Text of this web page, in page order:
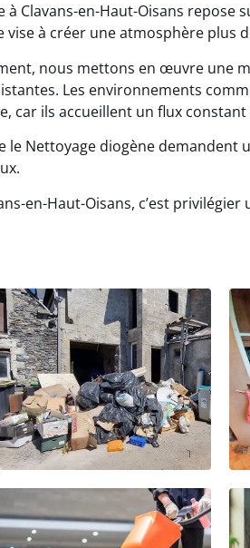
Clavans-en-Haut-Oisans repose
à créer une atmosphère plus
nous mettons en œuvre une
Les environnements
car ils accueillent un flux
le Nettoyage diogène demandent
en-Haut-Oisans, c’est